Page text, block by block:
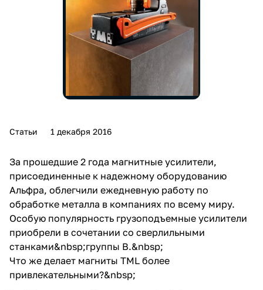
Статьи 1 декабря 2016
За прошедшие 2 года магнитные усилители,
присоединенные к надежному оборудованию
Альфра, облегчили ежедневную работу по
обработке металла в компаниях по всему миру.
Особую популярность грузоподъемные усилители
приобрели в сочетании со сверлильными
станками&nbsp;группы В.&nbsp;
Что же делает магниты TML более
привлекательными?&nbsp;